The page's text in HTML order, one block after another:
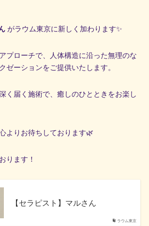
がラウム東京に新しく加わります✨
プローチで、人体構造に沿った無理のな
ゼーションをご提供いたします。
く届く施術で、癒しのひとときをお楽し
よりお待ちしております🌿
ります！
ラウム東京
【セラピスト】マルさん